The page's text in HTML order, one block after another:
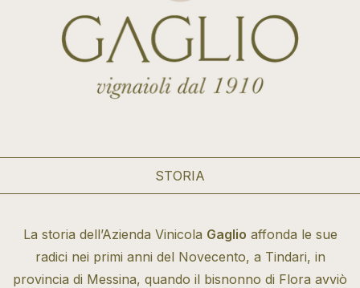
STORIA
La storia dell’Azienda Vinicola Gaglio affonda le sue
radici nei primi anni del Novecento, a Tindari, in
provincia di Messina, quando il bisnonno di Flora avviò